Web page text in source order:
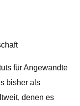
für Angewandte
bisher als
denen es